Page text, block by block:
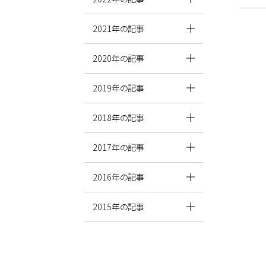
2021年の記事
2020年の記事
2019年の記事
2018年の記事
2017年の記事
2016年の記事
2015年の記事